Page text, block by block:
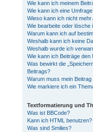
Wie kann ich meinem
Wie kann ich eine
Wieso kann ich nicht
Wie bearbeite oder lösche
Warum kann ich auf
Weshalb kann ich keine
Weshalb wurde ich
Wie kann ich Beiträge den
Was bewirkt die
Beitrags?
Warum muss mein
Wie markiere ich ein
Textformatierung und
Was ist BBCode?
Kann ich HTML benutzen?
Was sind Smilies?